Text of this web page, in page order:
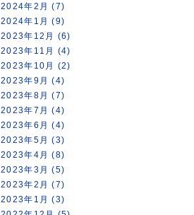
2024年2月 (7)
2024年1月 (9)
2023年12月 (6)
2023年11月 (4)
2023年10月 (2)
2023年9月 (4)
2023年8月 (7)
2023年7月 (4)
2023年6月 (4)
2023年5月 (3)
2023年4月 (8)
2023年3月 (5)
2023年2月 (7)
2023年1月 (3)